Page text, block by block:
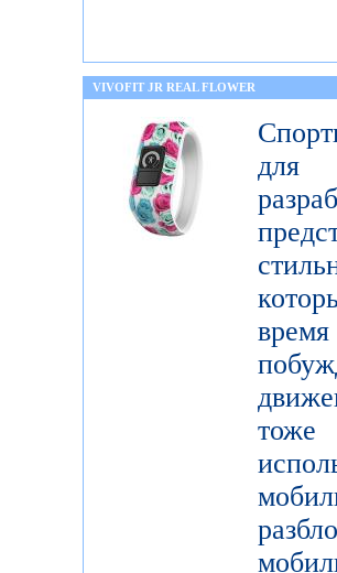
VIVOFIT JR REAL FLOWER
для
тоже